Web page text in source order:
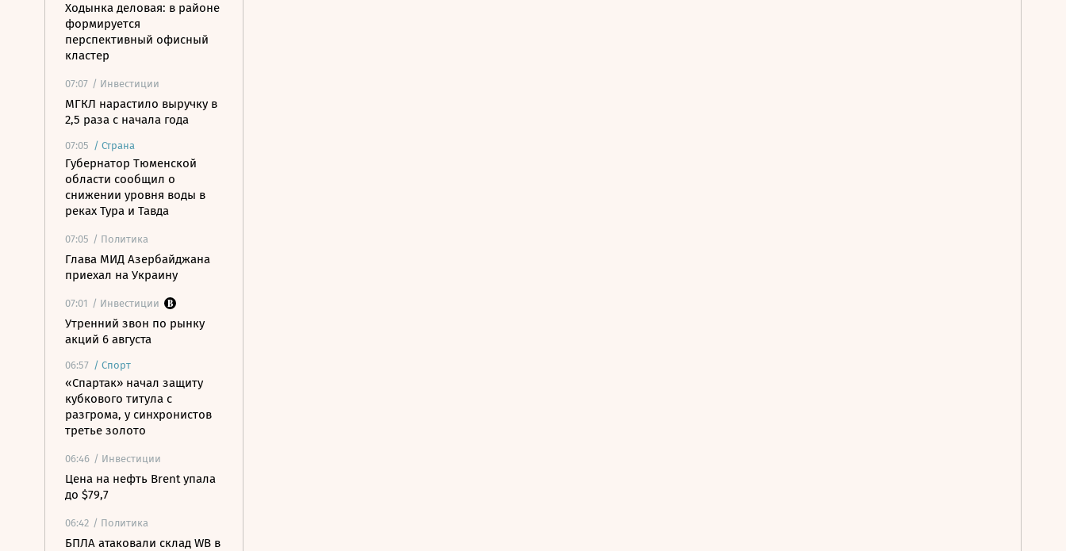
Ходынка деловая: в районе
формируется
перспективный офисный
кластер
07:07 / Инвестиции
МГКЛ нарастило выручку в
2,5 раза с начала года
07:05 / Страна
Губернатор Тюменской
области сообщил о
снижении уровня воды в
реках Тура и Тавда
07:05 / Политика
Глава МИД Азербайджана
приехал на Украину
07:01 / Инвестиции
Утренний звон по рынку
акций 6 августа
06:57 / Спорт
«Спартак» начал защиту
кубкового титула с
разгрома, у синхронистов
третье золото
06:46 / Инвестиции
Цена на нефть Brent упала
до $79,7
06:42 / Политика
БПЛА атаковали склад WB в